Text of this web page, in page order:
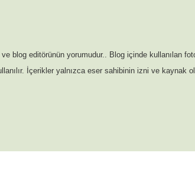
blog editörünün yorumudur.. Blog içinde kullanılan
İçerikler yalnızca eser sahibinin izni ve